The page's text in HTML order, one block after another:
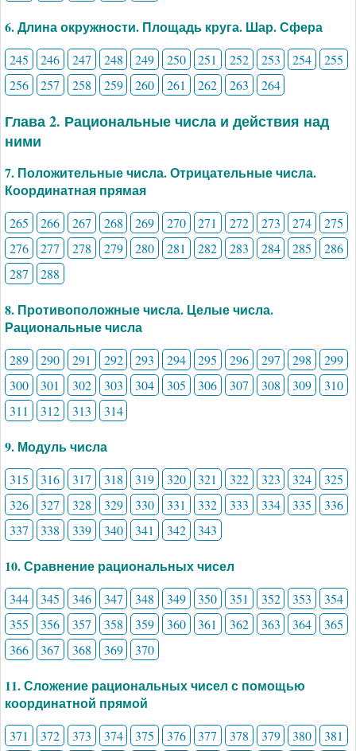
6. Длина окружности. Площадь круга. Шар. Сфера
245 246 247 248 249 250 251 252 253 254
255
256
257 258 259 260 261 262 263 264
Глава 2. Рациональные числа и действия над
ними
7. Положительные числа. Отрицательные числа.
Координатная прямая
265 266 267 268 269 270 271 272 273 274
275
276
277 278 279 280 281 282 283 284 285
286
287
288
8. Противоположные числа. Целые числа.
Рациональные числа
289 290 291 292 293 294 295 296 297 298
299
300
301 302 303 304 305 306 307 308 309
310
311
312 313 314
9. Модуль числа
315 316 317 318 319 320 321 322 323 324
325
326
327 328 329 330 331 332 333 334 335
336
337
338 339 340 341 342 343
10. Сравнение рациональных чисел
344 345 346 347 348 349 350 351 352 353
354
355
356 357 358 359 360 361 362 363 364
365
366
367 368 369 370
11. Сложение рациональных чисел с помощью
координатной прямой
371 372 373 374 375 376 377 378 379 380
381